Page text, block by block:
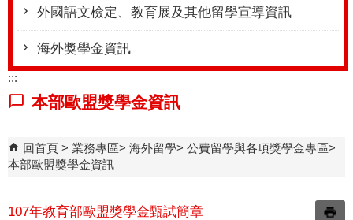
外國語文檢定、教育展及其他留學宣導資訊
海外獎學金資訊
:::
本部歐盟獎學金資訊
回首頁 業務專區 海外留學
公費留學與各項獎學金專區
本部歐盟獎學金資訊
107年教育部歐盟獎學金甄試簡章